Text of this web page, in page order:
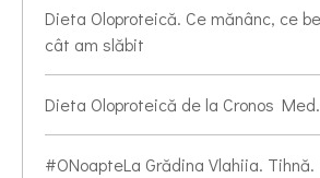
Dieta Oloproteică. Ce mănânc, ce
cât am slăbit
Dieta Oloproteică de la Cronos
#ONoapteLa Grădina Vlahiia.